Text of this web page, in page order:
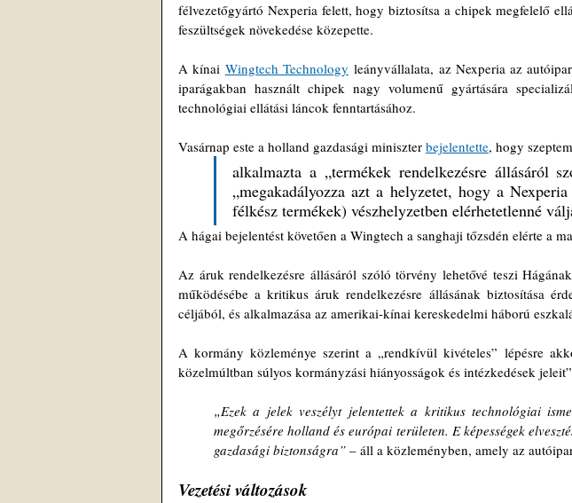
félvezetőgyártó Nexperia felett, hogy biztosítsa a chipek megfelelő
feszültségek növekedése közepette.
A kínai Wingtech Technology leányvállalata, az Nexperia az
iparágakban használt chipek nagy volumenű gyártására
technológiai ellátási láncok fenntartásához.
Vasárnap este a holland gazdasági miniszter bejelentette, hogy
alkalmazta a „termékek rendelkezésre állásáról
„megakadályozza azt a helyzetet, hogy a
félkész termékek) vészhelyzetben elérhetetlenné
A hágai bejelentést követően a Wingtech a sanghaji tőzsdén elérte a
Az áruk rendelkezésre állásáról szóló törvény lehetővé teszi
működésébe a kritikus áruk rendelkezésre állásának biztosítása
céljából, és alkalmazása az amerikai-kínai kereskedelmi háború
A kormány közleménye szerint a „rendkívül kivételes” lépésre
közelmúltban súlyos kormányzási hiányosságok és intézkedések
„Ezek a jelek veszélyt jelentettek a kritikus technológiai
megőrzésére holland és európai területen. E képességek
gazdasági biztonságra” – áll a közleményben, amely az
Vezetési változások